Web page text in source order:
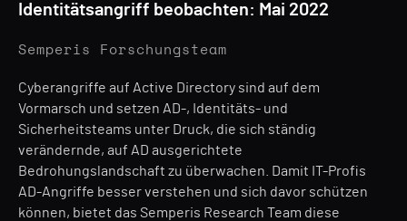
Identitätsangriff beobachten: Mai 2022
Semperis Forschungsteam
Cyberangriffe auf Active Directory sind auf dem
Vormarsch und setzen AD-, Identitäts- und
Sicherheitsteams unter Druck, die sich ständig
verändernde, auf AD ausgerichtete
Bedrohungslandschaft zu überwachen. Damit IT-Profis
AD-Angriffe besser verstehen und sich davor schützen
können, bietet das Semperis Research Team diese